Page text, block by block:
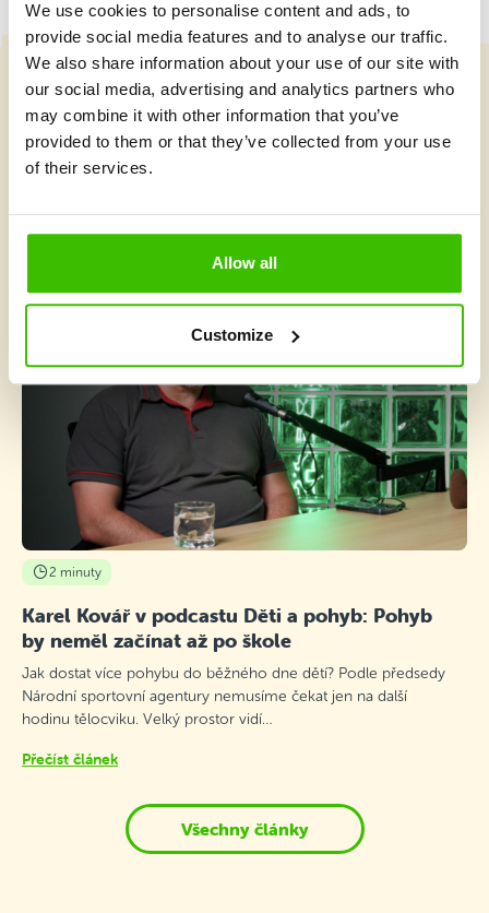
We use cookies to personalise content and ads, to
provide social media features and to analyse our traffic.
We also share information about your use of our site with
our social media, advertising and analytics partners who
may combine it with other information that you’ve
provided to them or that they’ve collected from your use
of their services.
Allow all
Customize
Vybrat kurz
Co je v Gymnathlonu nového
2 minuty
Karel Kovář v podcastu Děti a pohyb: Pohyb
by neměl začínat až po škole
Jak dostat více pohybu do běžného dne dětí? Podle předsedy
Národní sportovní agentury nemusíme čekat jen na další
hodinu tělocviku. Velký prostor vidí…
Přečíst článek
Všechny články